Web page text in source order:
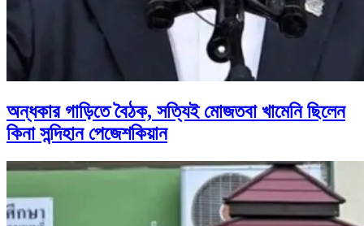
অন্ধকার গাড়িতে বৈঠক, সত্যিই মোজতবা খামেনি ছিলেন
কিনা সন্দিহান পেজেশকিয়ান